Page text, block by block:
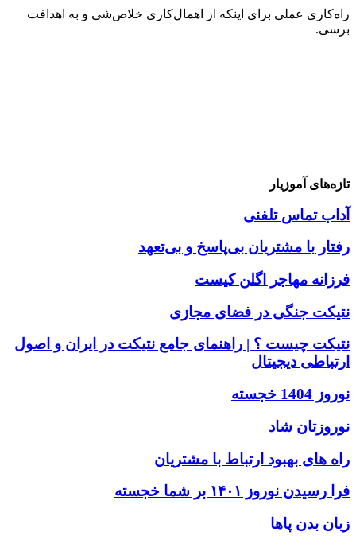
راه‌کاری عملی برای اینکه از اهمال‌کاری خلاص‌شی و به اهدافت
برسی.
تازه‌های آموزیار
آداب تماس تلفنی
رفتار با مشتریان بی‌پاسخ و بی‌تعهد
فرزانه مهاجر اگلن کیست
نتیکت جنگی در فضای مجازی
نتیکت چیست ؟ | راهنمای جامع نتیکت در ایران و اصول
ارتباطی دیجیتال
نوروز 1404 خجسته
نوروزتان شاد
راه های بهبود ارتباط با مشتریان
فرا رسیدن نوروز ۱۴۰۱ بر شما خجسته
زبان بدن پاها